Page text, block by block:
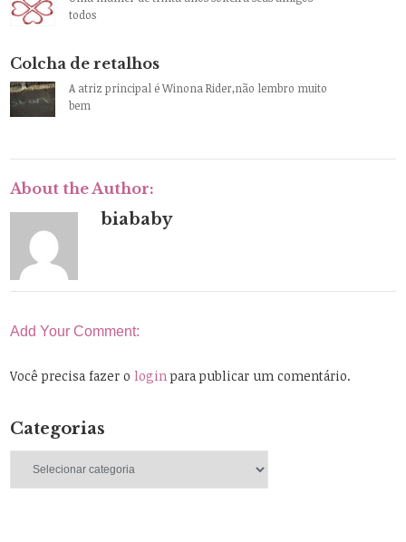
todos
Colcha de retalhos
A atriz principal é Winona Rider,não lembro muito
bem
About the Author:
biababy
Add Your Comment:
Você precisa fazer ologin para publicar um comentário.
Categorias